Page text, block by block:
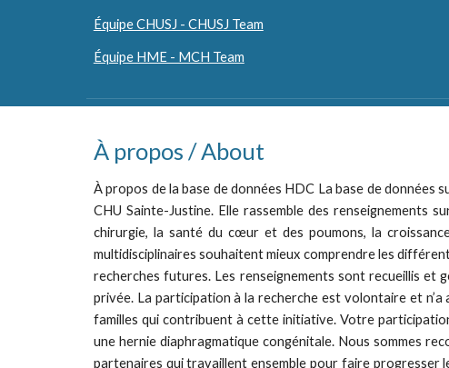
Équipe CHUSJ - CHUSJ Team
Équipe HME - MCH Team
À propos / About
À propos de la base de données HDC La base de
CHU Sainte-Justine. Elle rassemble des renseignements
chirurgie, la santé du cœur et des poumons, la
multidisciplinaires souhaitent mieux comprendre les
recherches futures. Les renseignements sont recueillis et
privée. La participation à la recherche est volontaire et
familles qui contribuent à cette initiative. Votre
une hernie diaphragmatique congénitale. Nous sommes
partenaires qui travaillent ensemble pour faire progresser